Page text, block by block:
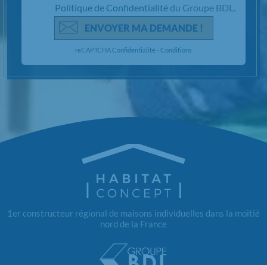
Politique de Confidentialité du Groupe BDL.
ENVOYER MA DEMANDE !
reCAPTCHAConfidentialité - Conditions
1er constructeur régional de maisons individuelles dans la moitié
nord de la France